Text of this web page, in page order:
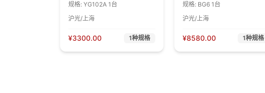
规格: YG102A 1台
沪光/上海
¥3300.00 1种规格
规格: BG6 1台
沪光/上海
¥8580.00 1种规格